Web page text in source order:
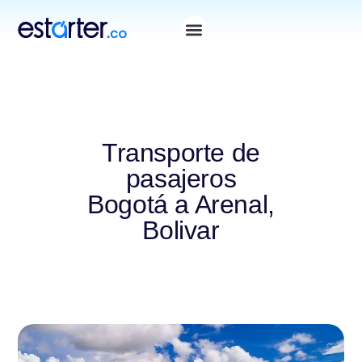
Transporte de
pasajeros
Bogotá a Arenal,
Bolivar